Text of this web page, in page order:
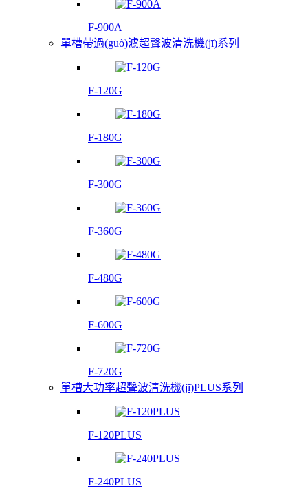
F-900A
單槽帶過(guò)濾超聲波清洗機(jī)系列
F-120G
F-180G
F-300G
F-360G
F-480G
F-600G
F-720G
單槽大功率超聲波清洗機(jī)PLUS系列
F-120PLUS
F-240PLUS